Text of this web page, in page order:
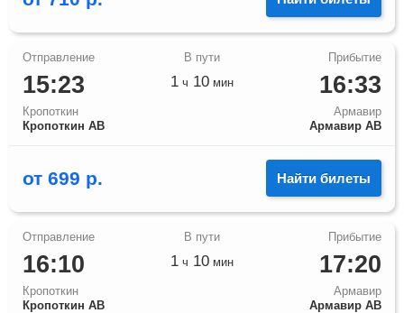
15:23
Кропоткин
Кропоткин АВ
16:33
Армавир
Армавир АВ
1 ч 10 мин
от 699 р. Найти билеты
16:10
Кропоткин
Кропоткин АВ
17:20
Армавир
Армавир АВ
1 ч 10 мин